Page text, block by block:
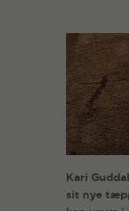
Kari
sit nye